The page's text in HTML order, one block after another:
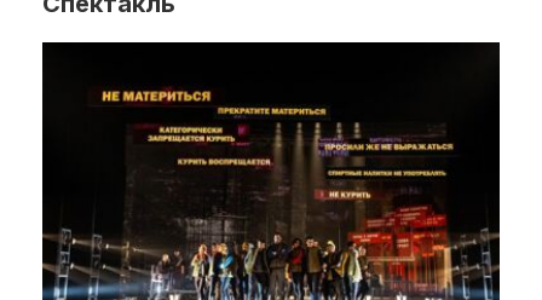
Квиз
О нас